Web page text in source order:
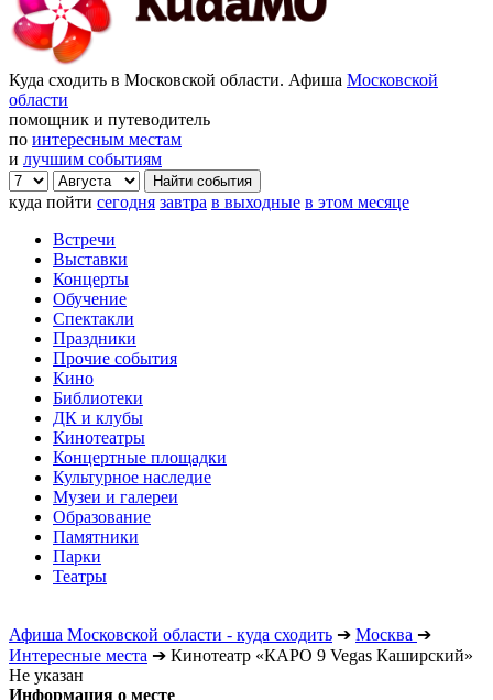
Куда сходить в Московской области. Афиша Московской
области
помощник и путеводитель
по интересным местам
и лучшим событиям
куда пойти сегодня завтра в выходные в этом месяце
Встречи
Выставки
Концерты
Обучение
Спектакли
Праздники
Прочие события
Кино
Библиотеки
ДК и клубы
Кинотеатры
Концертные площадки
Культурное наследие
Музеи и галереи
Образование
Памятники
Парки
Театры
Афиша Московской области - куда сходить ➔ Москва ➔
Интересные места ➔ Кинотеатр «КАРО 9 Vegas Каширский»
Не указан
Информация о месте